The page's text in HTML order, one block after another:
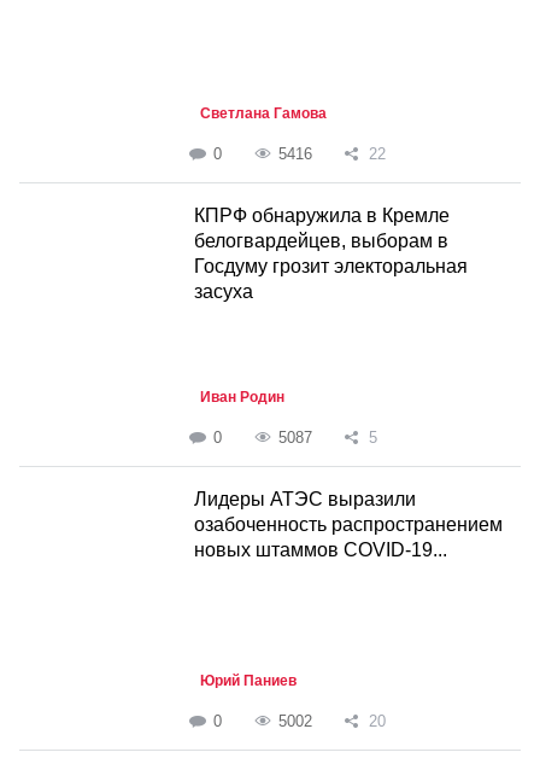
Светлана Гамова
0 5416 22
КПРФ обнаружила в Кремле
белогвардейцев, выборам в
Госдуму грозит электоральная
засуха
Иван Родин
0 5087 5
Лидеры АТЭС выразили
озабоченность распространением
новых штаммов СOVID-19...
Юрий Паниев
0 5002 20